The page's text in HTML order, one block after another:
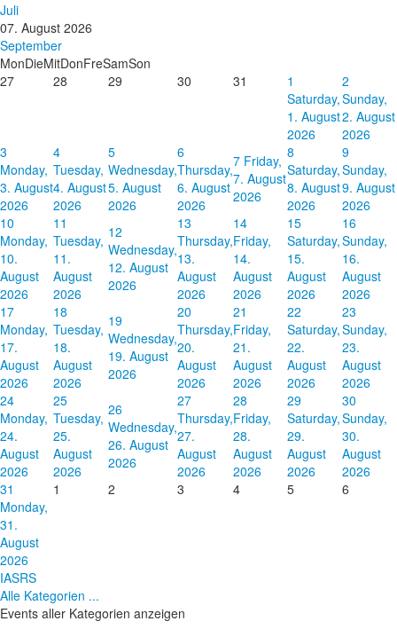
Juli
07. August 2026
September
MonDieMitDonFreSamSon
27
28 29 30 31
1
Saturday,
1. August
2026
2
Sunday,
2. August
2026
3
Monday,
3. August
2026
4
Tuesday,
4. August
2026
5
Wednesday,
5. August
2026
6
Thursday,
6. August
2026
7 Friday,
7. August
2026
8
Saturday,
8. August
2026
9
Sunday,
9. August
2026
10
Monday,
10.
August
2026
11
Tuesday,
11.
August
2026
12
Wednesday,
12. August
2026
13
Thursday,
13.
August
2026
14
Friday,
14.
August
2026
15
Saturday,
15.
August
2026
16
Sunday,
16.
August
2026
17
Monday,
17.
August
2026
18
Tuesday,
18.
August
2026
19
Wednesday,
19. August
2026
20
Thursday,
20.
August
2026
21
Friday,
21.
August
2026
22
Saturday,
22.
August
2026
23
Sunday,
23.
August
2026
24
Monday,
24.
August
2026
25
Tuesday,
25.
August
2026
26
Wednesday,
26. August
2026
27
Thursday,
27.
August
2026
28
Friday,
28.
August
2026
29
Saturday,
29.
August
2026
30
Sunday,
30.
August
2026
31
Monday,
31.
August
2026
1 2 3 4 5 6
IASRS
Alle Kategorien ...
Events aller Kategorien anzeigen